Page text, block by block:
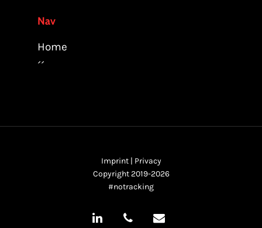
Nav
Home
´´
Imprint| Privacy
Copyright 2019-2026
#notracking